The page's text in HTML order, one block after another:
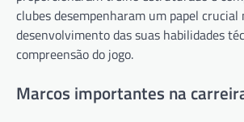
clubes desempenharam um papel crucial
desenvolvimento das suas habilidades
compreensão do jogo.
Marcos importantes na